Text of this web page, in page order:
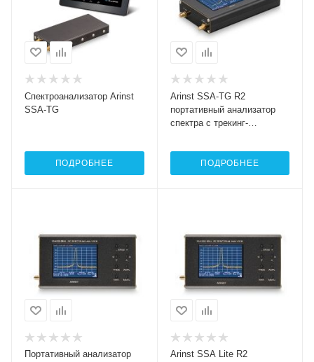
Спектроанализатор Arinst
SSA-TG
ПОДРОБНЕЕ
Arinst SSA-TG R2
портативный анализатор
спектра с трекинг-
ПОДРОБНЕЕ
Портативный анализатор
Arinst SSA Lite R2